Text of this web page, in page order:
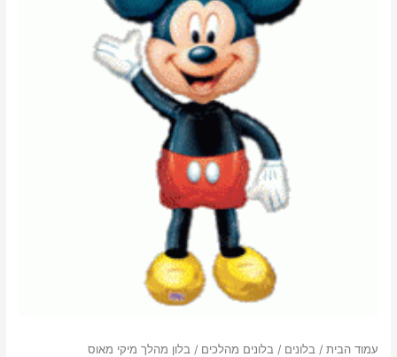
עמוד הבית / בלונים / בלונים מהלכים / בלון מהלך מיקי מאוס